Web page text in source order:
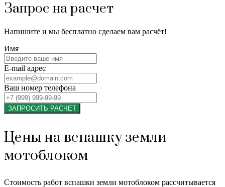
Запрос на расчет
Напишите и мы бесплатно сделаем вам расчёт!
Имя
E-mail адрес
Ваш номер телефона
ЗАПРОСИТЬ РАСЧЕТ
Цены на вспашку земли
мотоблоком
Стоимость работ вспашки земли мотоблоком рассчитывается